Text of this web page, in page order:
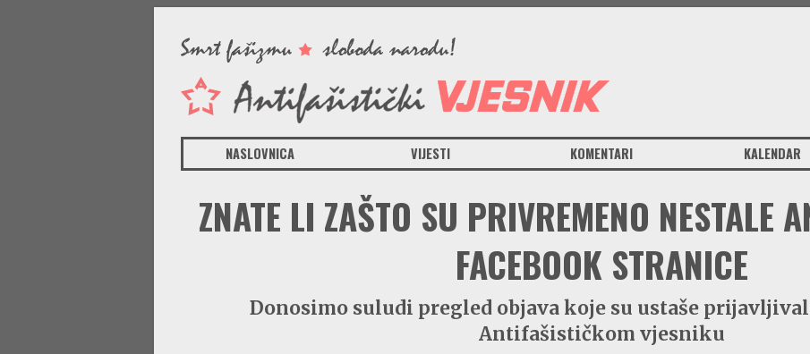
NASLOVNICA VIJESTI KOMENTARI KALENDAR
ZNATE LI ZAŠTO SU PRIVREMENO NESTALE
FACEBOOK STRANICE
Donosimo suludi pregled objava koje su ustaše
Antifašističkom vjesniku